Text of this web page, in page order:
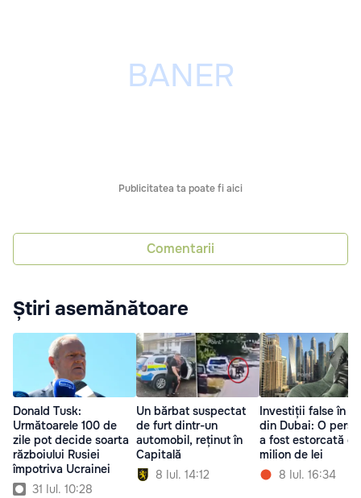
Publicitatea ta poate fi aici
Comentarii
Știri asemănătoare
Donald Tusk:
Următoarele 100 de
zile pot decide soarta
războiului Rusiei
împotriva Ucrainei
31 Iul. 10:28
Un bărbat suspectat
de furt dintr-un
automobil, reținut în
Capitală
8 Iul. 14:12
Investiții false în
din Dubai: O
a fost estorcată
milion de lei
8 Iul. 16:34